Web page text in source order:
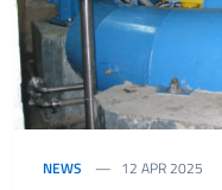
NEWS 12 APR 2025